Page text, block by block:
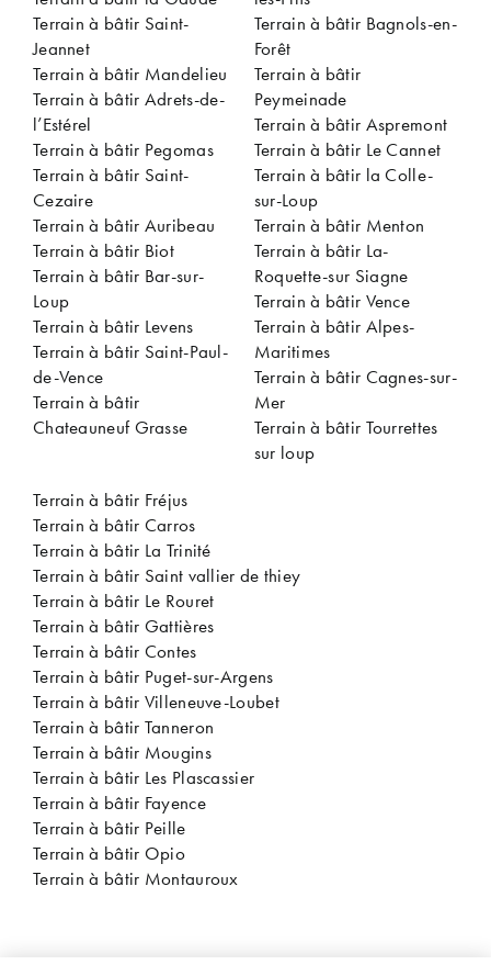
Terrain à bâtir Saint-
Jeannet
Terrain à bâtir Mandelieu
Terrain à bâtir Adrets-de-
l’Estérel
Terrain à bâtir Pegomas
Terrain à bâtir Saint-
Cezaire
Terrain à bâtir Auribeau
Terrain à bâtir Biot
Terrain à bâtir Bar-sur-
Loup
Terrain à bâtir Levens
Terrain à bâtir Saint-Paul-
de-Vence
Terrain à bâtir
Chateauneuf Grasse
Terrain à bâtir Bagnols-en-
Forêt
Terrain à bâtir
Peymeinade
Terrain à bâtir Aspremont
Terrain à bâtir Le Cannet
Terrain à bâtir la Colle-
sur-Loup
Terrain à bâtir Menton
Terrain à bâtir La-
Roquette-sur Siagne
Terrain à bâtir Vence
Terrain à bâtir Alpes-
Maritimes
Terrain à bâtir Cagnes-sur-
Mer
Terrain à bâtir Tourrettes
sur loup
Terrain à bâtir Fréjus
Terrain à bâtir Carros
Terrain à bâtir La Trinité
Terrain à bâtir Saint vallier de thiey
Terrain à bâtir Le Rouret
Terrain à bâtir Gattières
Terrain à bâtir Contes
Terrain à bâtir Puget-sur-Argens
Terrain à bâtir Villeneuve-Loubet
Terrain à bâtir Tanneron
Terrain à bâtir Mougins
Terrain à bâtir Les Plascassier
Terrain à bâtir Fayence
Terrain à bâtir Peille
Terrain à bâtir Opio
Terrain à bâtir Montauroux